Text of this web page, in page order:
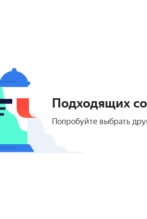
Подходящих
Попробуйте выбрать